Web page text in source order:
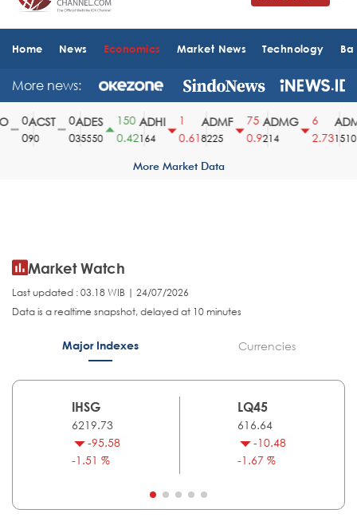
Home News Economics Market News Technology
More news:
ACST
90
ADES
35550
150
0.42
ADHI
164
0.61
ADMF
8225
75
0.9
ADMG
214
2.73
ADMR
1510
More Market Data
Market Watch
Last updated : 03.18 WIB | 24/07/2026
Data is a realtime snapshot, delayed at 10 minutes
Major Indexes Currencies
IHSG
6219.73
-95.58
-1.51 %
LQ45
616.64
-10.48
-1.67 %